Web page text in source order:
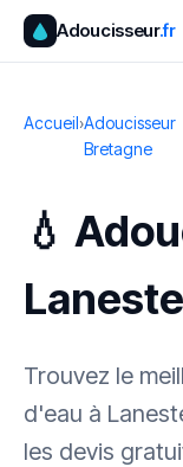
Adoucisseur.fr
Accueil›Adoucisseur
Bretagne
💧
Trouvez le
d'eau à
les devis